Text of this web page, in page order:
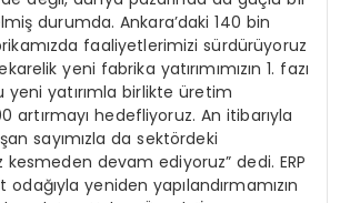
durumda. Ankara’daki 140 bin
faaliyetlerimizi sürdürüyoruz
yeni fabrika yatırımımızın 1. fazı
yeni yatırımla birlikte üretim
artırmayı hedefliyoruz. An itibarıyla
sayımızla da sektördeki
devam ediyoruz” dedi. ERP
yeniden yapılandırmamızın